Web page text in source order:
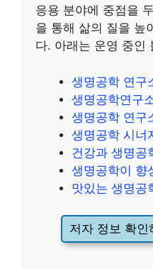
응용 분야에 중점을
을 통해 삶의 질을 높
다. 아래는 운영 중인
생명공학 연구
생명공학연구
생명공학 연구
생명공학 시너
건강과 생명공
생명공학이 향
맛있는 생명공
저자 정보 확인